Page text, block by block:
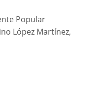
Popular
López Martínez,